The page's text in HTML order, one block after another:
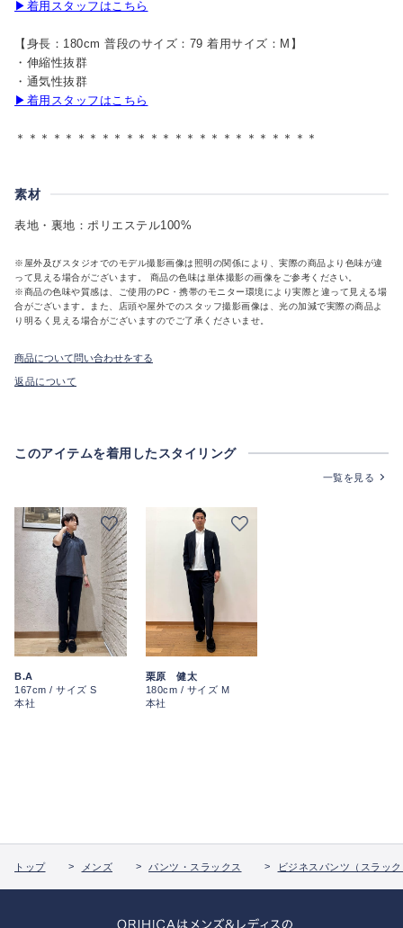
▶着用スタッフはこちら
【身長：180cm 普段のサイズ：79 着用サイズ：M】
・伸縮性抜群
・通気性抜群
▶着用スタッフはこちら
＊＊＊＊＊＊＊＊＊＊＊＊＊＊＊＊＊＊＊＊＊＊＊＊＊
素材
表地・裏地：ポリエステル100%
※屋外及びスタジオでのモデル撮影画像は照明の関係により、実際の商品より色味が違
って見える場合がございます。 商品の色味は単体撮影の画像をご参考ください。
※商品の色味や質感は、ご使用のPC・携帯のモニター環境により実際と違って見える場
合がございます。また、店頭や屋外でのスタッフ撮影画像は、光の加減で実際の商品よ
り明るく見える場合がございますのでご了承くださいませ。
商品について問い合わせをする
返品について
このアイテムを着用したスタイリング
一覧を見る
B.A
167cm / サイズ S
本社
栗原 健太
180cm / サイズ M
本社
トップ メンズ パンツ・スラックス ビジネスパンツ（スラッ